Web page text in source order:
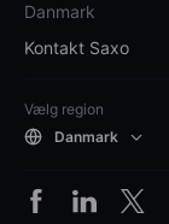
Danmark
Kontakt Saxo
Vælg region
Danmark